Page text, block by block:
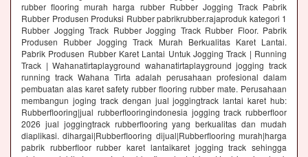
rubber flooring murah harga rubber Rubber Jogging Track Pabrik
Rubber Produsen Produksi Rubber pabrikrubber.rajaproduk kategori 1
Rubber Jogging Track Rubber Jogging Track Rubber Floor. Pabrik
Produsen Rubber Jogging Track Murah Berkualitas Karet Lantai.
Pabrik Produsen Rubber Karet Lantai Untuk Jogging Track | Running
Track | Wahanatirtaplayground wahanatirtaplayground jogging track
running track Wahana Tirta adalah perusahaan profesional dalam
pembuatan alas karet safety rubber flooring rubber mate. Perusahaan
membangun joging track dengan jual joggingtrack lantai karet hub:
Rubberflooring|jual rubberflooringindonesia jogging track rubberfloor
2026 jual joggingtrack rubberflooring yang berkualitas dan mudah
diaplikasi. dihargai|Rubberflooring dijual|Rubberflooring murah|harga
pabrik rubberfloor rubber karet lantaikaret jogging track sehingga